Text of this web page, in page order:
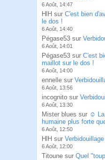
6 Août, 14:47
HlH sur C'est bien
le dos !
6 Août, 14:40
Pégase53 sur
6 Août, 14:01
Pégase53 sur C'est
maillot sur le dos !
6 Août, 14:00
ennelle sur
6 Août, 13:56
incognito sur
6 Août, 13:30
Mister blues sur ☺ La
humaine plus forte
6 Août, 12:50
HlH sur
6 Août, 12:00
Titoune sur Quel